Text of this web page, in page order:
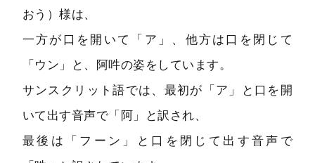
おう）様は、
一方が口を開いて「ア」、他方は口を閉じて
「ウン」と、阿吽の姿をしています。
サンスクリット語では、最初が「ア」と口を開
いて出す音声で「阿」と訳され、
最後は「フーン」と口を閉じて出す音声で